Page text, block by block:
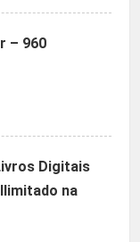
– 960
Digitais
na